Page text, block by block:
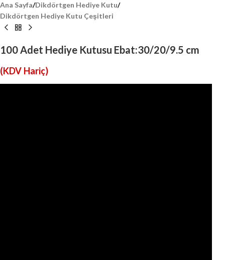
Ana Sayfa/Dikdörtgen Hediye Kutu/
Dikdörtgen Hediye Kutu Çeşitleri
100 Adet Hediye Kutusu Ebat:30/20/9.5 cm
(KDV Hariç)